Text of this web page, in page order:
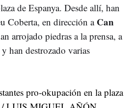
de Espanya. Desde allí, han
Coberta, en dirección a Can
arrojado piedras a la prensa, a
han destrozado varias